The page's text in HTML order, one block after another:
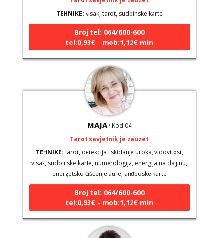
TEHNIKE: visak, tarot, sudbinske karte
Broj tel: 064/600-600
tel:0,93€ - mob:1,12€ min
MAJA/ Kod 04
Tarot savjetnik je zauzet
tarot, detekcija i skidanje uroka, vidovitost,
visak, sudbinske karte, numerologija, energija na daljinu,
energetsko čišćenje aure, anđeoske karte
Broj tel: 064/600-600
tel:0,93€ - mob:1,12€ min